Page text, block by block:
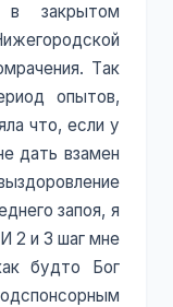
в закрытом
Так
опытов,
что, если у
дать взамен
запоя, я
2 и 3 шаг мне
будто Бог